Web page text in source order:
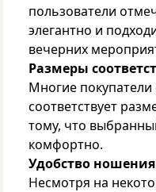
пользователи
элегантно и
вечерних
Размеры
Многие покупатели
соответствует
тому, что
комфортно.
Удобство ношения
Несмотря на